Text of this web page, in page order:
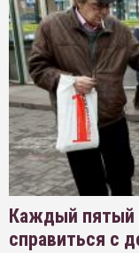
Каждый пятый
справиться с